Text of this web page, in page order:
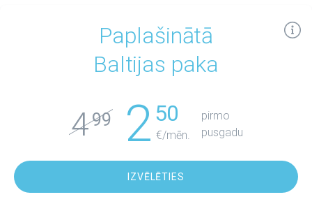
Paplašinātā
Baltijas paka
499 2 50
€/mēn.
pirmo
pusgadu
IZVĒLĒTIES